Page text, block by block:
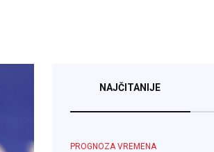
NAJČITANIJE
PROGNOZA VREMENA